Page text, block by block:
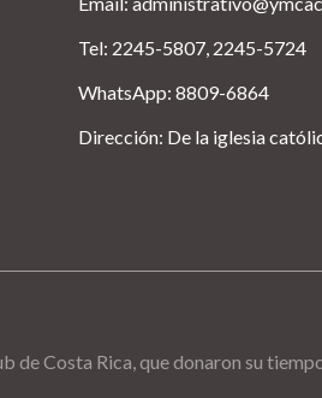
Tel: 2245-5807, 2245-5724
WhatsApp: 8809-6864
Dirección: De la iglesia
de Costa Rica, que donaron su